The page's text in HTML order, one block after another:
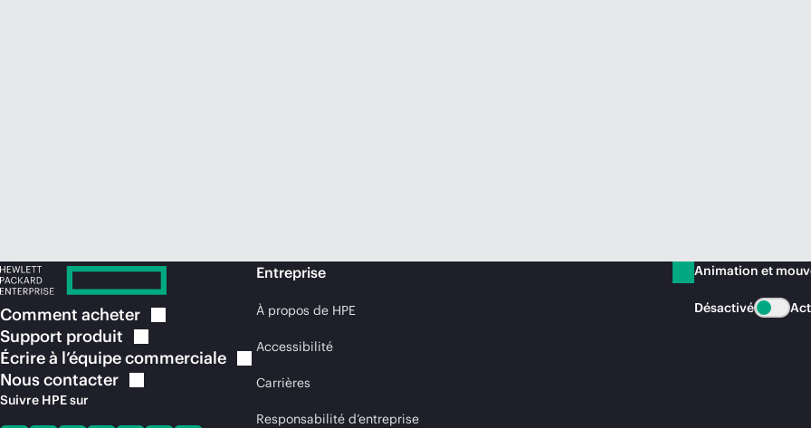
Comment acheter
Support produit
Écrire à l’équipecommerciale
Nouscontacter
Suivre HPE sur
Entreprise
À propos de HPE
Accessibilité
Carrières
Responsabilité d’entreprise
Animation et
Désactivé